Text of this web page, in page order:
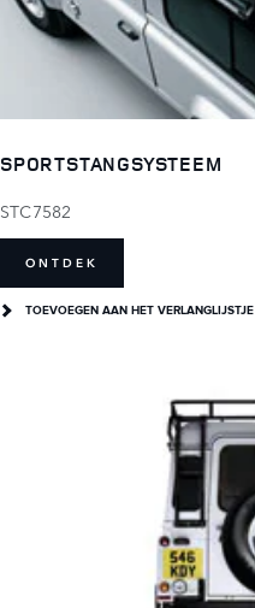
SPORTSTANGSYSTEEM
STC7582
ONTDEK
TOEVOEGEN AAN HET VERLANGLIJSTJE